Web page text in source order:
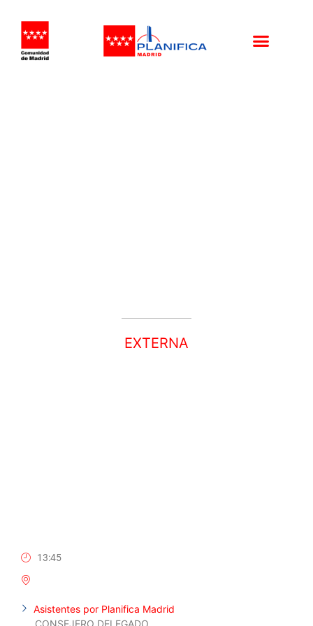
EXTERNA
13:45
Asistentes por Planifica Madrid
CONSEJERO DELEGADO